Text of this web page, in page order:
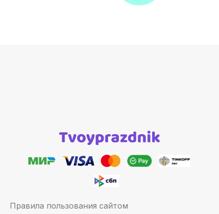
Правила пользования сайтом